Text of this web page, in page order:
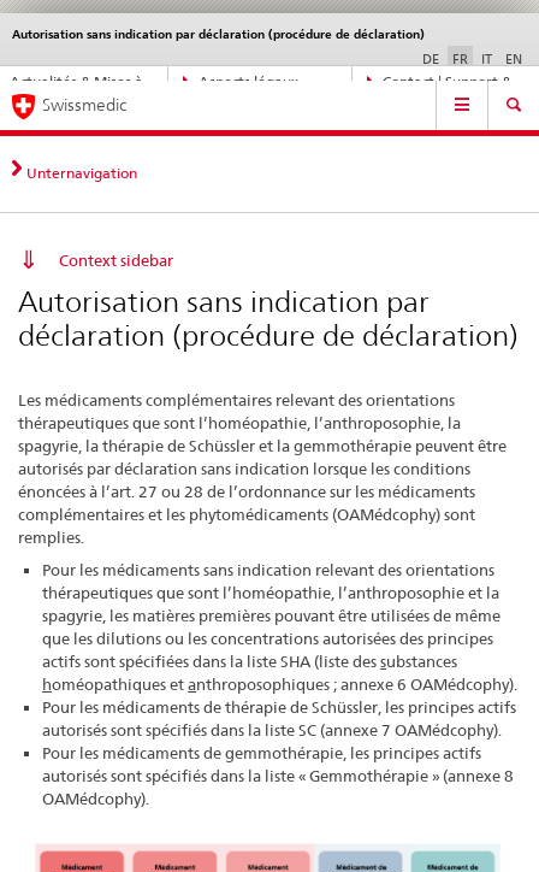
Navigation
directe:
actualités,
juridiques,
Actualités & Mises à
Aspects légaux,
Contact | Support &
Autorisation sans indication par déclaration (procédure de déclaration)
DE FR IT EN
Service
Navigation
Swissmedic
Unternavigation
Context sidebar
Autorisation sans indication par
déclaration (procédure de déclaration)
Les médicaments complémentaires relevant des orientations
thérapeutiques que sont l’homéopathie, l’anthroposophie, la
spagyrie, la thérapie de Schüssler et la gemmothérapie peuvent être
autorisés par déclaration sans indication lorsque les conditions
énoncées à l’art. 27 ou 28 de l’ordonnance sur les médicaments
complémentaires et les phytomédicaments (OAMédcophy) sont
remplies.
Pour les médicaments sans indication relevant des orientations
thérapeutiques que sont l’homéopathie, l’anthroposophie et la
spagyrie, les matières premières pouvant être utilisées de même
que les dilutions ou les concentrations autorisées des principes
actifs sont spécifiées dans la liste SHA (liste dessubstances
homéopathiques etanthroposophiques ; annexe 6 OAMédcophy).
Pour les médicaments de thérapie de Schüssler, les principes actifs
autorisés sont spécifiés dans la liste SC (annexe 7 OAMédcophy).
Pour les médicaments de gemmothérapie, les principes actifs
autorisés sont spécifiés dans la liste « Gemmothérapie » (annexe 8
OAMédcophy).